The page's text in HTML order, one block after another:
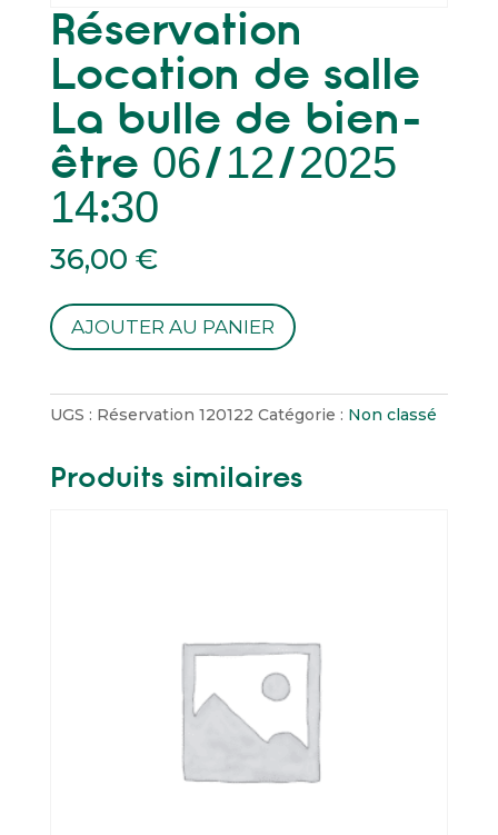
Réservation
Location de salle
La bulle de bien-
être 06/12/2025
14:30
36,00 €
quantité
de
Location
La
AJOUTER AU PANIER
UGS : Réservation 120122 Catégorie : Non classé
Produits similaires